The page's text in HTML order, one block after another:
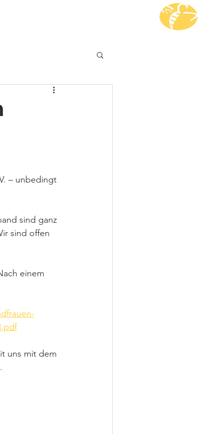
– unbedingt
sind ganz
sind offen
einem
uns mit dem